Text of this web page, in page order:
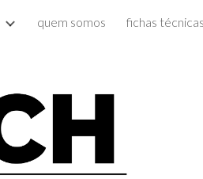
Skip to navigation
quem somos fichas técnicas